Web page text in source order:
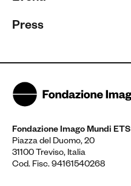
Press
Fondazione Imago Mundi ETS
Piazza del Duomo, 20
31100 Treviso, Italia
Cod. Fisc. 94161540268